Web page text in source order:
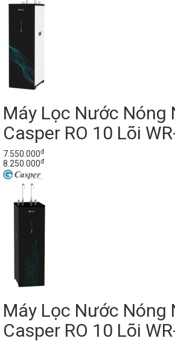
Máy Lọc Nước Nóng
Casper RO 10 Lõi
7.550.000đ
8.250.000đ
Máy Lọc Nước Nóng
Casper RO 10 Lõi